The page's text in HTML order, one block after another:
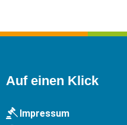
Auf einen Klick
Impressum